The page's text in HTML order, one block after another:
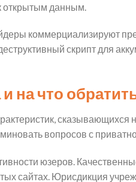
данным.
коммерциализируют
скрипт для
на что
сказывающихся
вопросов с
юзеров.
сайтах. Юрисдикция